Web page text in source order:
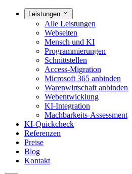
Leistungen
Alle Leistungen
Webseiten
Mensch und KI
Programmierungen
Schnittstellen
Access-Migration
Microsoft 365 anbinden
Warenwirtschaft anbinden
Webentwicklung
KI-Integration
Machbarkeits-Assessment
KI-Quickcheck
Referenzen
Preise
Blog
Kontakt